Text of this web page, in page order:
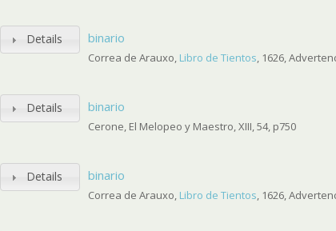
Details binario
Correa de Arauxo, Libro de Tientos, 1626,
Details binario
Cerone, El Melopeo y Maestro, XIII, 54, p750
Details binario
Correa de Arauxo, Libro de Tientos, 1626,